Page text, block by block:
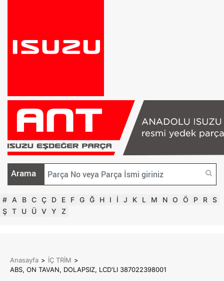
Arama
# A B C Ç D E F G Ğ H I İ J K L M N O Ö P R S
Ş T U Ü V Y Z
Anasayfa > İÇ TRİM >
ABS, ON TAVAN, DOLAPSIZ, LCD'LI 387022398001